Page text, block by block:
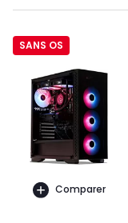
SANS OS
Comparer